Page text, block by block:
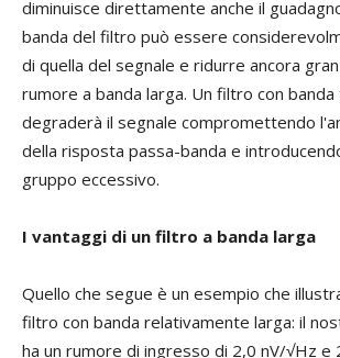
diminuisce direttamente anche il
banda del filtro può essere
di quella del segnale e ridurre ancora
rumore a banda larga. Un filtro con
degraderà il segnale compromettendo
della risposta passa-banda e
gruppo eccessivo.
I vantaggi di un filtro a banda larga
Quello che segue è un esempio che
filtro con banda relativamente larga: il
ha un rumore di ingresso di 2,0 nV/√Hz e